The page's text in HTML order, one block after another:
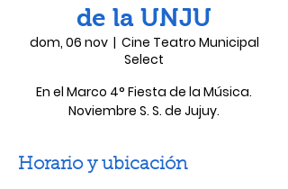
de la UNJU
dom, 06 nov
  |
Cine Teatro Municipal
Select
En el Marco 4° Fiesta de la Música.
Noviembre S. S. de Jujuy.
Horario y ubicación